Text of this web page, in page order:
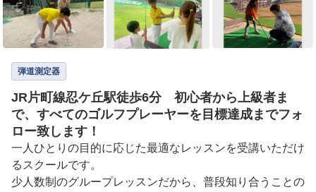
弾道測定器
JR片町線忍ケ丘駅徒歩6分 初心者から上級者ま
で、すべてのゴルフプレーヤーを目標達成までフォ
ロー致します！
一人ひとりの目的に応じた最適なレッスンを受講いただけ
るスクールです。
少人数制のグループレッスンだから、普段知り合うことの